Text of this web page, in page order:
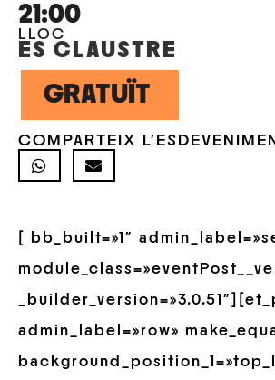
21:00
LLOC
ES CLAUSTRE
GRATUÏT
COMPARTEIX
[ bb_built=»1″
admin_label=»row»